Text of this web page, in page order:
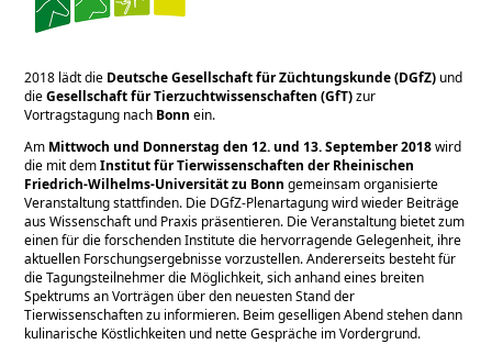
2018 lädt die Deutsche Gesellschaft für Züchtungskunde (DGfZ) und
dieGesellschaft für Tierzuchtwissenschaften (GfT)zur
Vortragstagung nach Bonn ein.
Am Mittwoch und Donnerstag den 12. und 13. September 2018wird
die mit demInstitut für Tierwissenschaften der Rheinischen
Friedrich-Wilhelms-Universität zu Bonn gemeinsam organisierte
Veranstaltung stattfinden. Die DGfZ-Plenartagung wird wieder Beiträge
aus Wissenschaft und Praxis präsentieren. Die Veranstaltung bietet zum
einen für die forschenden Institute die hervorragende Gelegenheit, ihre
aktuellen Forschungsergebnisse vorzustellen. Andererseits besteht für
die Tagungsteilnehmer die Möglichkeit, sich anhand eines breiten
Spektrums an Vorträgen über den neuesten Stand der
Tierwissenschaften zu informieren. Beim geselligen Abend stehen dann
kulinarische Köstlichkeiten und nette Gespräche im Vordergrund.